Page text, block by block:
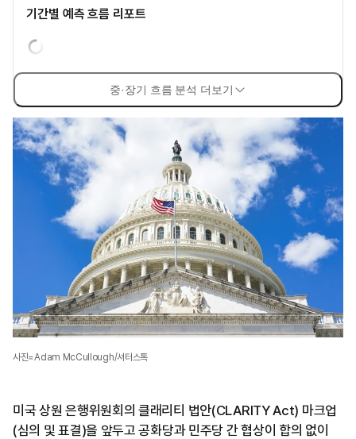
기간별 예측 흐름 리포트
중·장기 흐름 분석 더보기
사진=Adam McCullough/셔터스톡
미국 상원 은행위원회의 클래리티 법안(CLARITY Act) 마크업
(심의 및 표결)을 앞두고 공화당과 민주당 간 협상이 합의 없이